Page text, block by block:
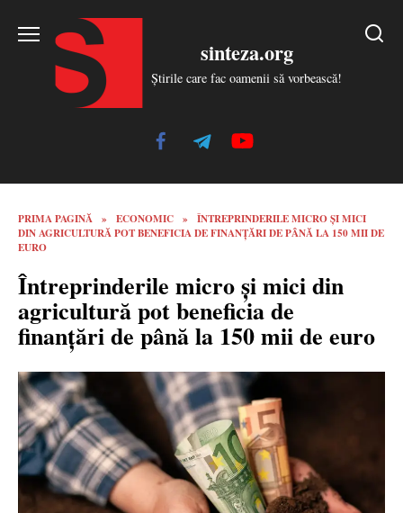
sinteza.org
Știrile care fac oamenii să vorbească!
PRIMA PAGINĂ » ECONOMIC »
ÎNTREPRINDERILE MICRO ŞI MICI
DIN AGRICULTURĂ POT BENEFICIA DE FINANȚĂRI DE PÂNĂ LA 150 MII DE
EURO
Întreprinderile micro şi mici din
agricultură pot beneficia de
finanțări de până la 150 mii de euro